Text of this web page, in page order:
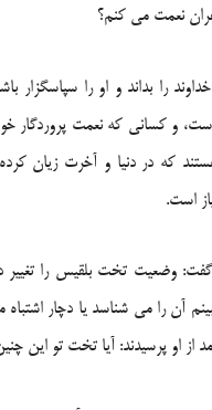
نعمت می كنم؟
را بداند و او را سپاسگزار
و كسانی كه نعمت پروردگار
كه در دنیا و آخرت زیان
است.
وضعیت تخت بلقیس را تغییر
آن را می شناسد یا دچار
از او پرسیدند: آیا تخت تو این